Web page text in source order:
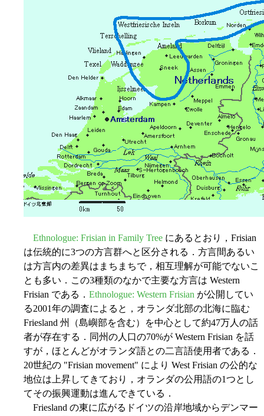
Ethnologue: Frisian in Family Tree にあるとおり，Frisian
は伝統的に3つの方言群へと区分される．方言間あるい
は方言内の差異はまちまちで，相互理解が可能でないこ
とも多い．この3種類のなかで主要な方言は Western
Frisian である． Ethnologue: Western Frisian が公開してい
る2001年の調査によると，オランダ北部の北海に臨む
Friesland 州（島嶼部を含む）を中心として約47万人の話
者が存在する．同州の人口の70%が Western Frisian を話
すが，ほとんどがオランダ語との二言語使用者である．
20世紀の "Frisian movement" により West Frisian の公的な
地位は上昇してきており，オランダの公用語の1つとし
てその振興運動は進んできている．
Friesland の東に広がるドイツの沿岸地域からデンマー